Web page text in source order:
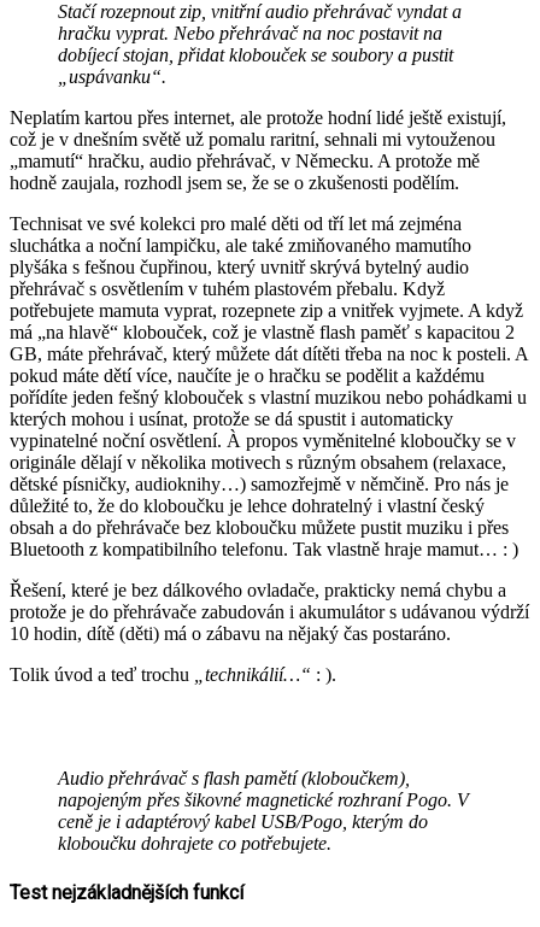
Stačí rozepnout zip, vnitřní audio přehrávač vyndat a
hračku vyprat. Nebo přehrávač na noc postavit na
dobíjecí stojan, přidat klobouček se soubory a pustit
„uspávanku“.
Neplatím kartou přes internet, ale protože hodní lidé ještě existují,
což je v dnešním světě už pomalu raritní, sehnali mi vytouženou
„mamutí“ hračku, audio přehrávač, v Německu. A protože mě
hodně zaujala, rozhodl jsem se, že se o zkušenosti podělím.
Technisat ve své kolekci pro malé děti od tří let má zejména
sluchátka a noční lampičku, ale také zmiňovaného mamutího
plyšáka s fešnou čupřinou, který uvnitř skrývá bytelný audio
přehrávač s osvětlením v tuhém plastovém přebalu. Když
potřebujete mamuta vyprat, rozepnete zip a vnitřek vyjmete. A když
má „na hlavě“ klobouček, což je vlastně flash paměť s kapacitou 2
GB, máte přehrávač, který můžete dát dítěti třeba na noc k posteli. A
pokud máte dětí více, naučíte je o hračku se podělit a každému
pořídíte jeden fešný klobouček s vlastní muzikou nebo pohádkami u
kterých mohou i usínat, protože se dá spustit i automaticky
vypinatelné noční osvětlení. À propos vyměnitelné kloboučky se v
originále dělají v několika motivech s různým obsahem (relaxace,
dětské písničky, audioknihy…) samozřejmě v němčině. Pro nás je
důležité to, že do kloboučku je lehce dohratelný i vlastní český
obsah a do přehrávače bez kloboučku můžete pustit muziku i přes
Bluetooth z kompatibilního telefonu. Tak vlastně hraje mamut… : )
Řešení, které je bez dálkového ovladače, prakticky nemá chybu a
protože je do přehrávače zabudován i akumulátor s udávanou výdrží
10 hodin, dítě (děti) má o zábavu na nějaký čas postaráno.
Tolik úvod a teď trochu „technikálií…“ : ).
Audio přehrávač s flash pamětí (kloboučkem),
napojeným přes šikovné magnetické rozhraní Pogo. V
ceně je i adaptérový kabel USB/Pogo, kterým do
kloboučku dohrajete co potřebujete.
Test nejzákladnějších funkcí